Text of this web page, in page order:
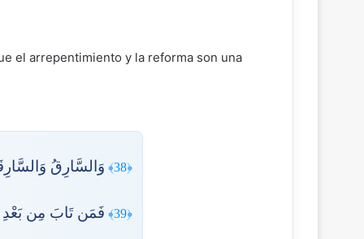
el arrepentimiento y la reforma son una
﴿38﴾ وَالسَّارِقُ
﴿39﴾ فَمَن تَابَ مِن بَعْدِ